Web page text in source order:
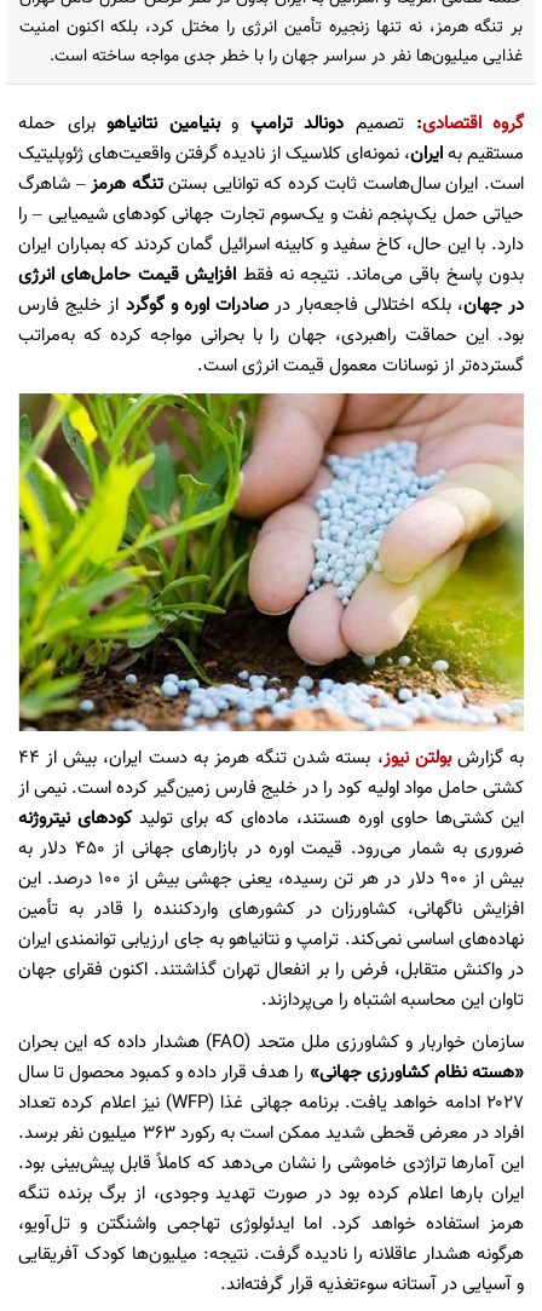
بر تنگه هرمز، نه تنها زنجیره تأمین انرژی را مختل کرد، بلکه اکنون امنیت
غذایی میلیون‌ها نفر در سراسر جهان را با خطر جدی مواجه ساخته است.
گروه اقتصادی: تصمیم دونالد ترامپ وبنیامین نتانیاهوبرای حمله
مستقیم بهایران، نمونه‌ای کلاسیک از نادیده گرفتن واقعیت‌های ژئوپلیتیک
است. ایران سال‌هاست ثابت کرده که توانایی بستنتنگه هرمز– شاهرگ
حیاتی حمل یک‌پنجم نفت و یک‌سوم تجارت جهانی کود‌های شیمیایی – را
دارد. با این حال، کاخ سفید و کابینه اسرائیل گمان کردند که بمباران ایران
بدون پاسخ باقی می‌ماند. نتیجه نه فقط افزایش قیمت حامل‌های انرژی
در جهان، بلکه اختلالی فاجعه‌بار در صادرات اوره و گوگرد از خلیج فارس
بود. این حماقت راهبردی، جهان را با بحرانی مواجه کرده که به‌مراتب
گسترده‌تر از نوسانات معمول قیمت انرژی است.
به گزارشبولتن نیوز
، بسته شدن تنگه هرمز به دست ایران، بیش از ۴۴
کشتی حامل مواد اولیه کود را در خلیج فارس زمین‌گیر کرده است. نیمی از
این کشتی‌ها حاوی اوره هستند، ماده‌ای که برای تولیدکود‌های نیتروژنه
ضروری به شمار می‌رود. قیمت اوره در بازار‌های جهانی از ۴۵۰ دلار به
بیش از ۹۰۰ دلار در هر تن رسیده، یعنی جهشی بیش از ۱۰۰ درصد. این
افزایش ناگهانی، کشاورزان در کشور‌های واردکننده را قادر به تأمین
نهاده‌های اساسی نمی‌کند. ترامپ و نتانیاهو به جای ارزیابی توانمندی ایران
در واکنش متقابل، فرض را بر انفعال تهران گذاشتند. اکنون فقرای جهان
تاوان این محاسبه اشتباه را می‌پردازند.
سازمان خواربار و کشاورزی ملل متحد (FAO) هشدار داده که این بحران
«هسته نظام کشاورزی جهانی» را هدف قرار داده و کمبود محصول تا سال
۲۰۲۷ ادامه خواهد یافت. برنامه جهانی غذا (WFP) نیز اعلام کرده تعداد
افراد در معرض قحطی شدید ممکن است به رکورد ۳۶۳ میلیون نفر برسد.
این آمار‌ها تراژدی خاموشی را نشان می‌دهد که کاملاً قابل پیش‌بینی بود.
ایران بار‌ها اعلام کرده بود در صورت تهدید وجودی، از برگ برنده تنگه
هرمز استفاده خواهد کرد. اما ایدئولوژی تهاجمی واشنگتن و تل‌آویو،
هرگونه هشدار عاقلانه را نادیده گرفت. نتیجه: میلیون‌ها کودک آفریقایی
و آسیایی در آستانه سوءتغذیه قرار گرفته‌اند.